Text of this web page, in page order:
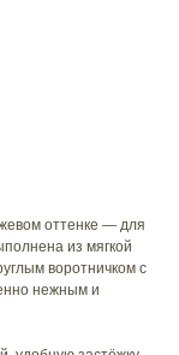
оттенке — для
из мягкой
воротничком с
нежным и